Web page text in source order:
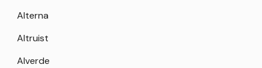
Alterna
Altruist
Alverde